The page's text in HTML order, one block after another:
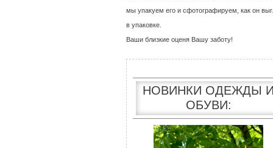
мы упакуем его и сфотографируем, как он
в упаковке.
Ваши близкие оценя Вашу заботу!
НОВИНКИ ОДЕЖДЫ И
ОБУВИ: